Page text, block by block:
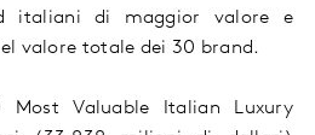
italiani di maggior valore
e
valore totale dei 30 brand.
Most Valuable Italian Luxury